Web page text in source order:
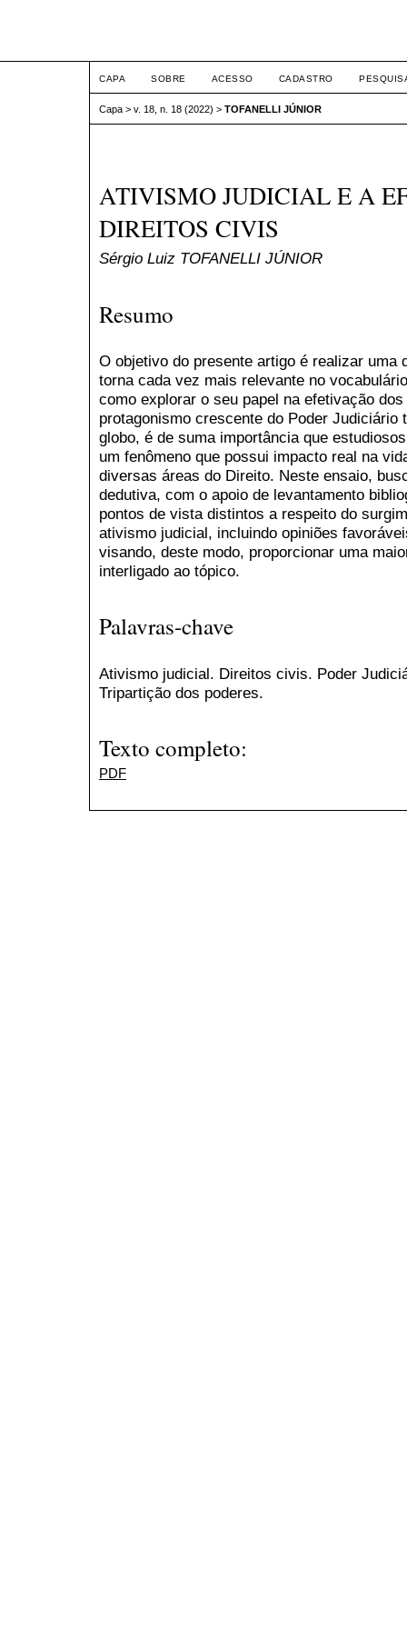
CAPA SOBRE ACESSO CADASTRO
Capa > v. 18, n. 18 (2022) > TOFANELLI JÚNIOR
ATIVISMO JUDICIAL E A
DIREITOS CIVIS
Sérgio Luiz TOFANELLI JÚNIOR
Resumo
O objetivo do presente artigo é realizar uma
torna cada vez mais relevante no
como explorar o seu papel na efetivação
protagonismo crescente do Poder Judiciário
globo, é de suma importância que
um fenômeno que possui impacto real na
diversas áreas do Direito. Neste ensaio,
dedutiva, com o apoio de levantamento
pontos de vista distintos a respeito do
ativismo judicial, incluindo opiniões
visando, deste modo, proporcionar uma
interligado ao tópico.
Palavras-chave
Ativismo judicial. Direitos civis. Poder
Tripartição dos poderes.
Texto completo:
PDF